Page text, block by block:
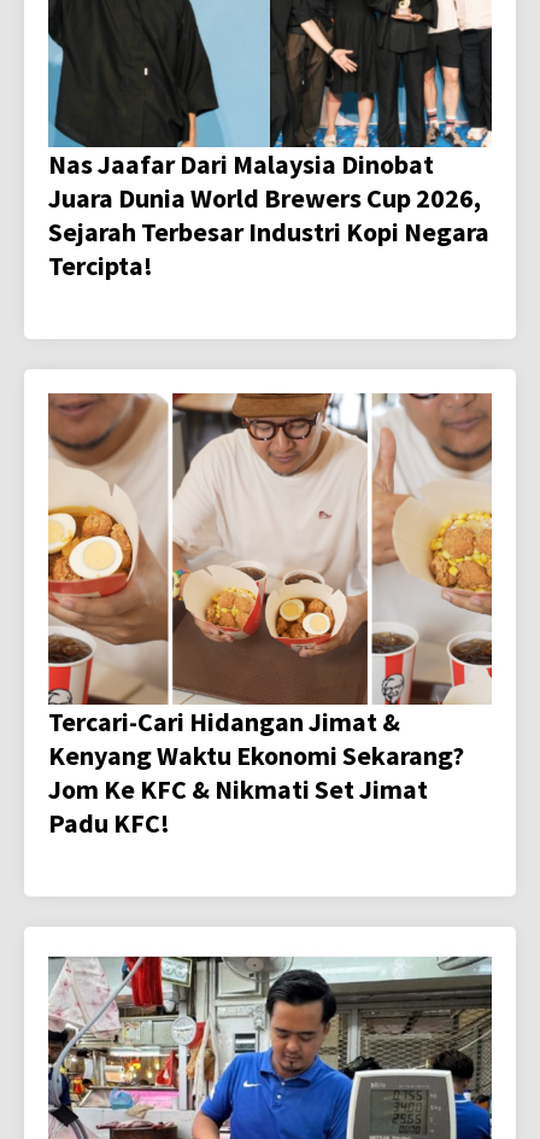
Nas Jaafar Dari Malaysia Dinobat
Juara Dunia World Brewers Cup 2026,
Sejarah Terbesar Industri Kopi Negara
Tercipta!
Tercari-Cari Hidangan Jimat &
Kenyang Waktu Ekonomi Sekarang?
Jom Ke KFC & Nikmati Set Jimat
Padu KFC!